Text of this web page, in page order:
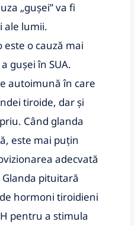
„gușei” va fi
ale lumii.
o cauză mai
gușei în SUA.
autoimună în care
tiroide, dar și
Când glanda
este mai puțin
adecvată
pituitară
hormoni tiroidieni
pentru a stimula